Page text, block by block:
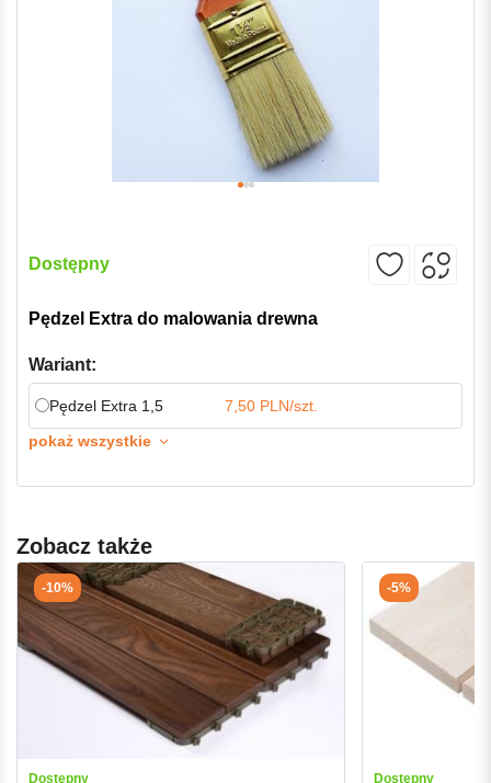
Dostępny
Pędzel Extra do malowania drewna
Wariant:
Pędzel Extra 1,5
7,50 PLN/szt.
pokaż wszystkie
Zobacz także
-10%
Dostępny
-5%
Dostępny